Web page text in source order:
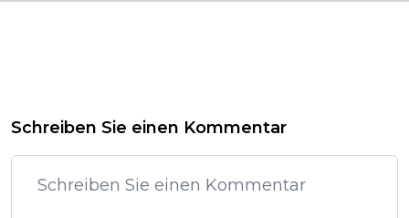
Schreiben Sie einen Kommentar